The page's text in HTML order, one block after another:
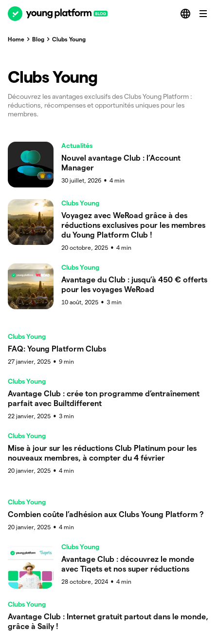
Home Blog Clubs Young
Clubs Young
Découvrez les avantages exclusifs des Clubs Young Platform :
réductions, récompenses et opportunités uniques pour les
membres.
Actualités
Nouvel avantage Club : l’Account
Manager
30 juillet, 2026 ● 4 min
Clubs Young
Voyagez avec WeRoad grâce à des
réductions exclusives pour les membres
du Young Platform Club !
20 octobre, 2025 ● 4 min
Clubs Young
Avantage du Club : jusqu’à 450 € offerts
pour les voyages WeRoad
10 août, 2025 ● 3 min
Clubs Young
FAQ: Young Platform Clubs
27 janvier, 2025 ● 9 min
Clubs Young
Avantage Club : crée ton programme d’entraînement
parfait avec Builtdifferent
22 janvier, 2025 ● 3 min
Clubs Young
Mise à jour sur les réductions Club Platinum pour les
nouveaux membres, à compter du 4 février
20 janvier, 2025 ● 4 min
Clubs Young
Combien coûte l’adhésion aux Clubs Young Platform ?
20 janvier, 2025 ● 4 min
Clubs Young
Avantage Club : découvrez le monde
avec Tiqets et nos super réductions
28 octobre, 2024 ● 4 min
Clubs Young
Avantage Club : Internet gratuit partout dans le monde,
grâce à Saily !